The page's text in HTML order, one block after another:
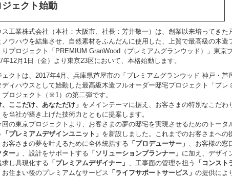
ェクト始動
工業株式会社（本社：大阪市、社長：芳井敬一）は、創業以来培ってきた
ノウハウを結集させ、自然素材をふんだんに使用した、上質で最高級の木造
りプロジェクト「PREMIUM GranWood（プレミアムグランウッド）」東京
年12月1日（金）より東京23区において、本格始動します。
クトは、2017年4月、兵庫県芦屋市の「プレミアムグランウッド 神戸・芦
ディハウスとして始動した最高級木造フルオーダー邸宅プロジェクト「プレ
プロジェクト（※1）の第二弾です。
ここだけ、あなただけ」 をメインテーマに据え、お客さまの特別なこだわ
当社が築き上げた技術力とともに提案します。
の東京プロジェクトより、お客さまの夢の邸宅を実現させるためのトータ
「プレミアムデザインユニット」 を新設しました。これまでのお客さまへの
お客さまの夢を叶えるために全体統括する 「プロデューサー」 、お客様の窓
ー」 、設計をサポートする 「ソリューションプランナー」 に加え、デザイ
求し具現化する 「プレミアムデザイナー」 、工事面の管理を担う
「コンス
お住まい後のプレミアムなサービス 「ライフサポートサービス」 の提供によ